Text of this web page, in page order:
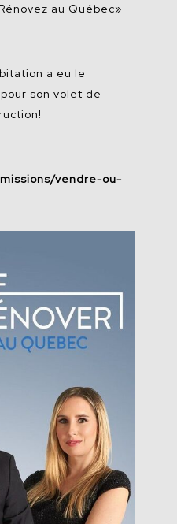
Rénovez au Québec»
a eu le
pour son volet de
vendre-ou-